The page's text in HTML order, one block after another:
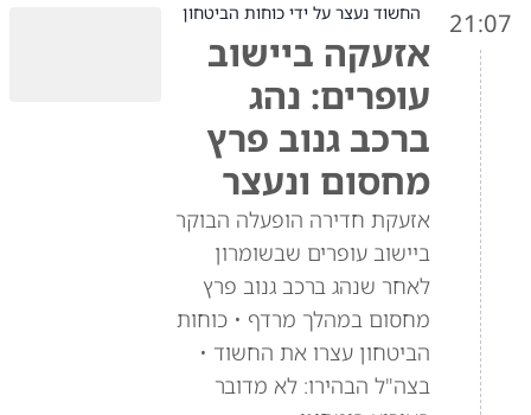
21:07 החשוד נעצר על ידי כוחות הביטחון
אזעקה ביישוב
עופרים: נהג
ברכב גנוב פרץ
מחסום ונעצר
אזעקת חדירה הופעלה הבוקר
ביישוב עופרים שבשומרון
לאחר שנהג ברכב גנוב פרץ
מחסום במהלך מרדף • כוחות
הביטחון עצרו את החשוד •
בצה"ל הבהירו: לא מדובר